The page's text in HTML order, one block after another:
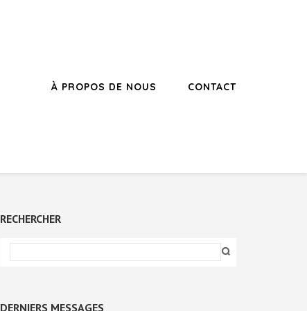
À PROPOS DE NOUS CONTACT
RECHERCHER
DERNIERS MESSAGES